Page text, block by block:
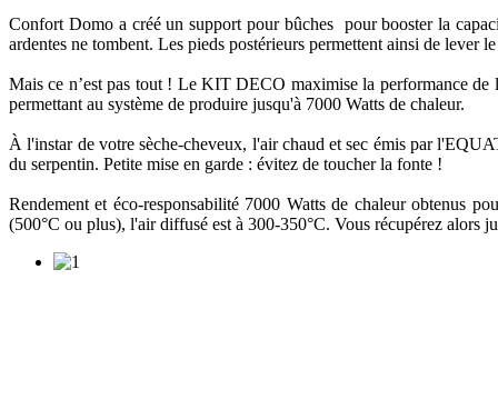
Confort Domo a créé un support pour bûches pour booster la
ardentes ne tombent. Les pieds postérieurs permettent ainsi de lever
Mais ce n’est pas tout ! Le KIT DECO maximise la performance de
permettant au système de produire jusqu'à 7000 Watts de chaleur.
À l'instar de votre sèche-cheveux, l'air chaud et sec émis par
du serpentin. Petite mise en garde : évitez de toucher la fonte !
Rendement et éco-responsabilité 7000 Watts de chaleur obtenus
(500°C ou plus), l'air diffusé est à 300-350°C. Vous récupérez alors